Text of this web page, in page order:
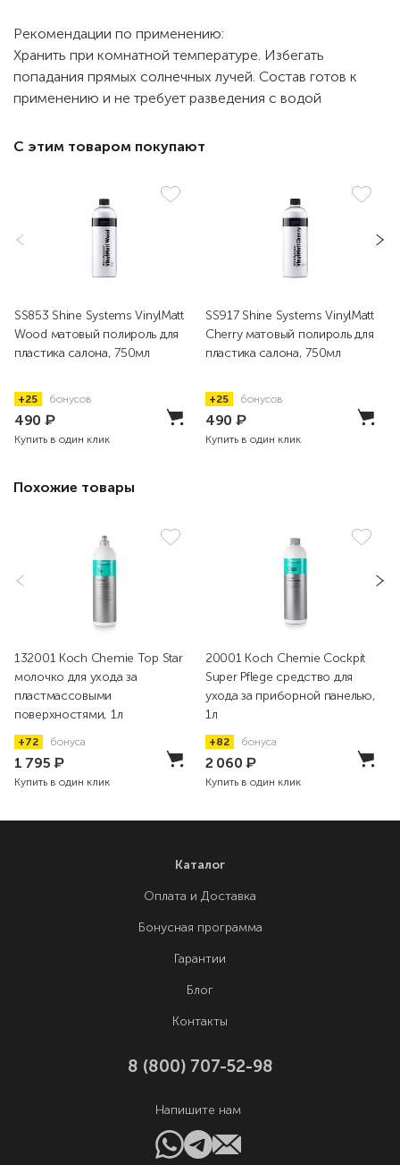
Рекомендации по применению:
Хранить при комнатной температуре. Избегать
попадания прямых солнечных лучей. Состав готов к
применению и не требует разведения с водой
С этим товаром покупают
SS853 Shine Systems VinylMatt
Wood матовый полироль для
пластика салона, 750мл
+25 бонусов
490 ₽
Купить в один клик
SS917 Shine Systems VinylMatt
Cherry матовый полироль для
пластика салона, 750мл
+25 бонусов
490 ₽
Купить в один клик
Похожие товары
132001 Koch Chemie Top Star
молочко для ухода за
пластмассовыми
поверхностями, 1л
+72 бонуса
1 795₽
Купить в один клик
20001 Koch Chemie Cockpit
Super Pflege средство для
ухода за приборной панелью,
1л
+82 бонуса
2 060₽
Купить в один клик
Каталог
Оплата и Доставка
Бонусная программа
Гарантии
Блог
Контакты
8 (800) 707-52-98
Напишите нам